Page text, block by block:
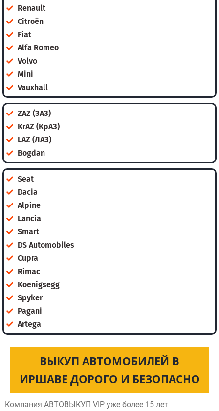
Renault
Citroën
Fiat
Alfa Romeo
Volvo
Mini
Vauxhall
ZAZ (ЗАЗ)
KrAZ (КрАЗ)
LAZ (ЛАЗ)
Bogdan
Seat
Dacia
Alpine
Lancia
Smart
DS Automobiles
Cupra
Rimac
Koenigsegg
Spyker
Pagani
Artega
ВЫКУП АВТОМОБИЛЕЙ В
ИРШАВЕ ДОРОГО И БЕЗОПАСНО
Компания АВТОВЫКУП VIP уже более 15 лет